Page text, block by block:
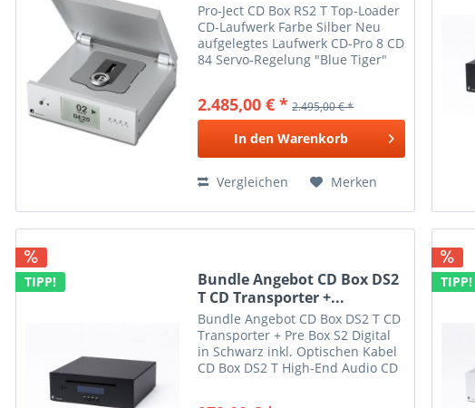
Pro-Ject CD Box RS2 T Top-Loader
CD-Laufwerk Farbe Silber Neu
aufgelegtes Laufwerk CD-Pro 8 CD
84 Servo-Regelung "Blue Tiger"
Pre Box RS2 Digital Ohne D/A-
Wandler Das...
2.485,00 € * 2.495,00 € *
In den Warenkorb
Vergleichen Merken
TIPP!
Bundle Angebot CD Box DS2
T CD Transporter +...
Bundle Angebot CD Box DS2 T CD
Transporter + Pre Box S2 Digital
in Schwarz inkl. Optischen Kabel
CD Box DS2 T High-End Audio CD
TIPP!